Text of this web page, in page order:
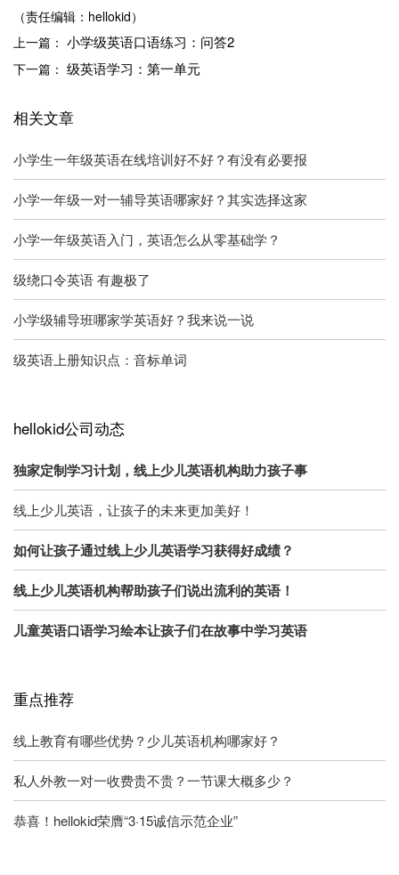
（责任编辑：hellokid）
上一篇： 小学级英语口语练习：问答2
下一篇： 级英语学习：第一单元
相关文章
小学生一年级英语在线培训好不好？有没有必要报
小学一年级一对一辅导英语哪家好？其实选择这家
小学一年级英语入门，英语怎么从零基础学？
级绕口令英语 有趣极了
小学级辅导班哪家学英语好？我来说一说
级英语上册知识点：音标单词
hellokid公司动态
独家定制学习计划，线上少儿英语机构助力孩子事
线上少儿英语，让孩子的未来更加美好！
如何让孩子通过线上少儿英语学习获得好成绩？
线上少儿英语机构帮助孩子们说出流利的英语！
儿童英语口语学习绘本让孩子们在故事中学习英语
重点推荐
线上教育有哪些优势？少儿英语机构哪家好？
私人外教一对一收费贵不贵？一节课大概多少？
恭喜！hellokid荣膺“3·15诚信示范企业”